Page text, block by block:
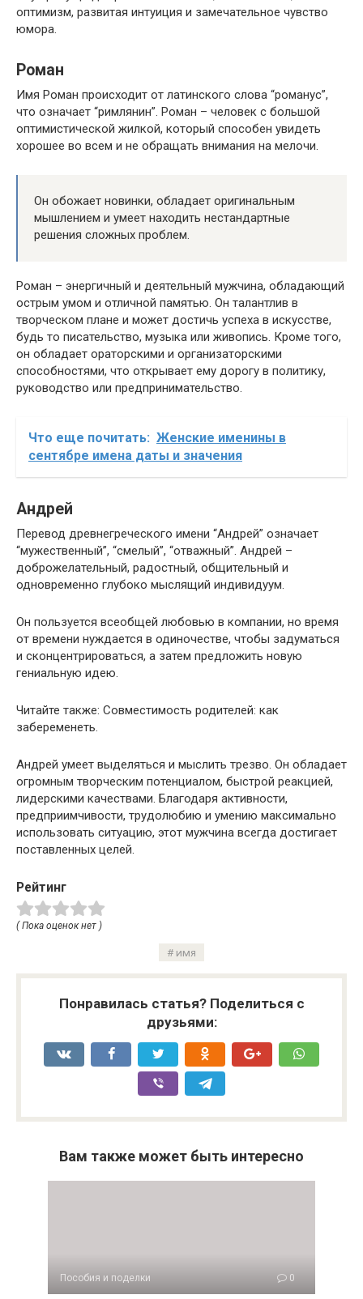
оптимизм, развитая интуиция и замечательное чувство
юмора.
Роман
Имя Роман происходит от латинского слова “романус”,
что означает “римлянин”. Роман – человек с большой
оптимистической жилкой, который способен увидеть
хорошее во всем и не обращать внимания на мелочи.
Он обожает новинки, обладает оригинальным
мышлением и умеет находить нестандартные
решения сложных проблем.
Роман – энергичный и деятельный мужчина, обладающий
острым умом и отличной памятью. Он талантлив в
творческом плане и может достичь успеха в искусстве,
будь то писательство, музыка или живопись. Кроме того,
он обладает ораторскими и организаторскими
способностями, что открывает ему дорогу в политику,
руководство или предпринимательство.
Что еще почитать: Женские именины в
сентябре имена даты и значения
Андрей
Перевод древнегреческого имени “Андрей” означает
“мужественный”, “смелый”, “отважный”. Андрей –
доброжелательный, радостный, общительный и
одновременно глубоко мыслящий индивидуум.
Он пользуется всеобщей любовью в компании, но время
от времени нуждается в одиночестве, чтобы задуматься
и сконцентрироваться, а затем предложить новую
гениальную идею.
Читайте также: Совместимость родителей: как
забеременеть.
Андрей умеет выделяться и мыслить трезво. Он обладает
огромным творческим потенциалом, быстрой реакцией,
лидерскими качествами. Благодаря активности,
предприимчивости, трудолюбию и умению максимально
использовать ситуацию, этот мужчина всегда достигает
поставленных целей.
Рейтинг
( Пока оценок нет )
имя
Понравилась статья? Поделиться с
друзьями:
Вам также может быть интересно
Пособия и поделки 0